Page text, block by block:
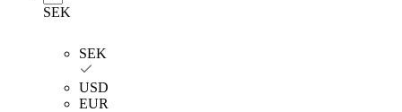
SEK
SEK
USD
EUR